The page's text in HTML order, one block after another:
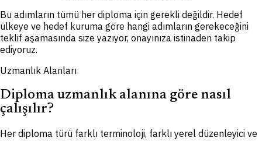
Bu adımların tümü her diploma için gerekli değildir. Hedef
ülkeye ve hedef kuruma göre hangi adımların gerekeceğini
teklif aşamasında size yazıyor, onayınıza istinaden takip
ediyoruz.
Uzmanlık Alanları
Diploma uzmanlık alanına göre nasıl
çalışılır?
Her diploma türü farklı terminoloji, farklı yerel düzenleyici ve